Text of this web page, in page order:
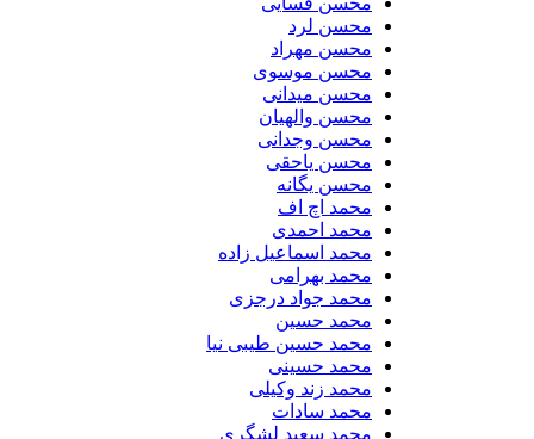
محسن لرد
محسن مهراد
محسن موسوی
محسن میدانی
محسن والهیان
محسن وجدانی
محسن یاحقی
محسن یگانه
محمد اچ اف
محمد احمدی
محمد اسماعیل زاده
محمد بهرامی
محمد جواد درجزی
محمد حسین
محمد حسین طیبی نیا
محمد حسینی
محمد زند وکیلی
محمد سادات
محمد سعید لشگری